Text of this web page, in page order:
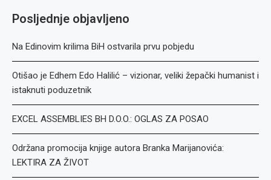
Posljednje objavljeno
Na Edinovim krilima BiH ostvarila prvu pobjedu
Otišao je Edhem Edo Halilić – vizionar, veliki žepački humanist i
istaknuti poduzetnik
EXCEL ASSEMBLIES BH D.O.O.: OGLAS ZA POSAO
Održana promocija knjige autora Branka Marijanovića:
LEKTIRA ZA ŽIVOT